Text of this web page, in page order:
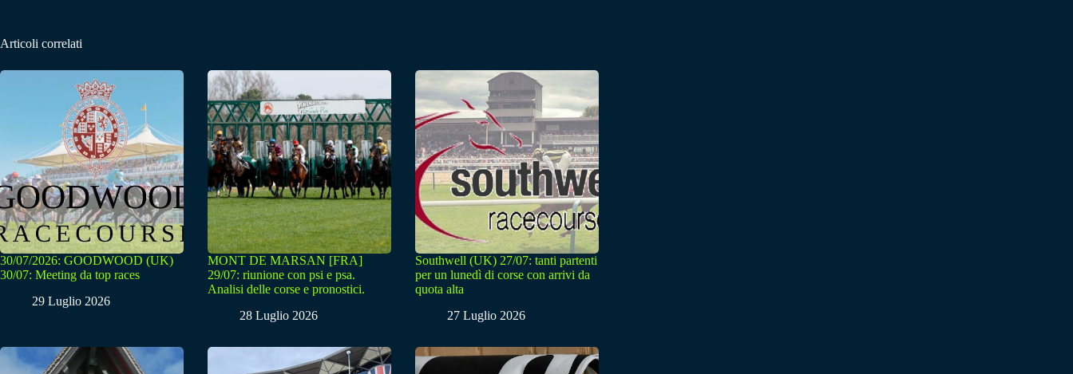
Articoli correlati
30/07/2026: GOODWOOD (UK)
30/07: Meeting da top races
29 Luglio 2026
MONT DE MARSAN [FRA]
29/07: riunione con psi e psa.
Analisi delle corse e pronostici.
28 Luglio 2026
Southwell (UK) 27/07: tanti partenti
per un lunedì di corse con arrivi da
quota alta
27 Luglio 2026